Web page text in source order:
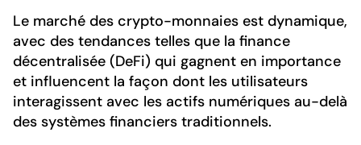
Le marché des crypto-monnaies est dynamique,
avec des tendances telles que la finance
décentralisée (DeFi) qui gagnent en importance
et influencent la façon dont les utilisateurs
interagissent avec les actifs numériques au-delà
des systèmes financiers traditionnels.